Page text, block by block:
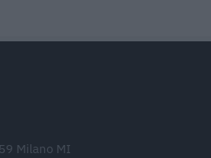
Milano MI